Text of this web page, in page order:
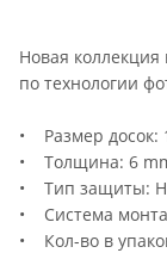
Новая
по технологии
• Размер досок:
• Толщина: 6
• Тип защиты:
• Система
• Кол-во в